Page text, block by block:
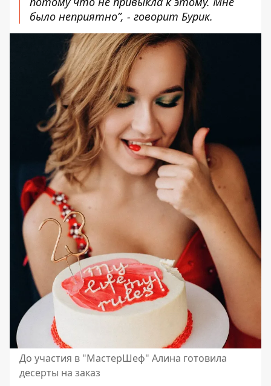
было неприятно”, - говорит Бурик.
До участия в "МастерШеф" Алина готовила
десерты на заказ